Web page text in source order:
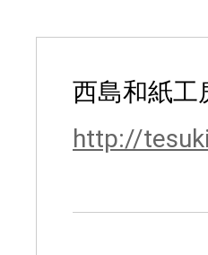
西島和紙工
http://